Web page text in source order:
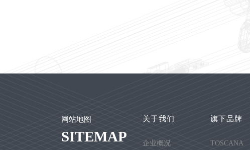
网站地图
SITEMAP
关于我们
企业概况
旗下品牌
TOSCANA